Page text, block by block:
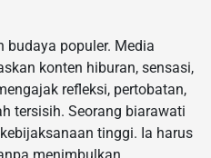
budaya populer. Media
konten hiburan, sensasi,
refleksi, pertobatan,
tersisih. Seorang biarawati
tinggi. Ia harus